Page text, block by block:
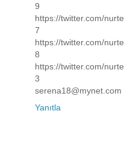
9
https://twitter.com/
7
https://twitter.com/
8
https://twitter.com/
3
serena18@mynet.com
Yanıtla